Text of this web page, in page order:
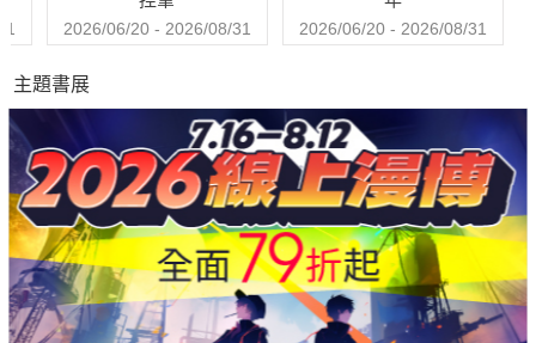
2026/06/20 - 2026/08/31 2026/06/20 - 2026/08/31
主題書展